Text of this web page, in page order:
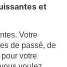
et
Votre
de passé, de
pour votre